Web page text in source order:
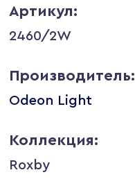
Артикул:
2460/2W
Производитель:
Odeon Light
Коллекция:
Roxby